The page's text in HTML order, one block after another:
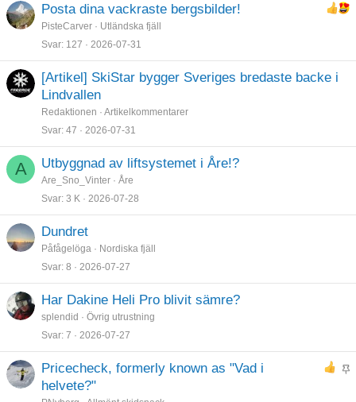
Posta dina vackraste bergsbilder!
PisteCarver
Utländska fjäll
Svar 127 2026-07-31
[Artikel] SkiStar bygger Sveriges bredaste backe i
Lindvallen
Redaktionen
Artikelkommentarer
Svar 47 2026-07-31
A Utbyggnad av liftsystemet i Åre!?
Are_Sno_Vinter
Åre
Svar 3 K 2026-07-28
Dundret
Påfågelöga
Nordiska fjäll
Svar 8 2026-07-27
Har Dakine Heli Pro blivit sämre?
splendid
Övrig utrustning
Svar 7 2026-07-27
K
Pricecheck, formerly known as "Vad i
helvete?"